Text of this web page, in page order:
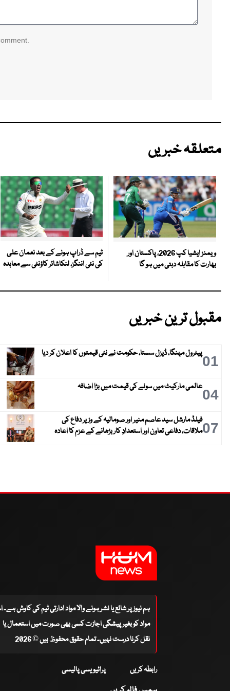
متعلقہ خبریں
ویمنز ایشیا کپ 2026، پاکستان اور
بھارت کا مقابلہ دبئی میں ہو گا
ٹیم سے ڈراپ ہونے کے بعد نعمان علی
کی نئی اننگز، لنکاشائر کاؤنٹی سے معاہدہ
مقبول ترین خبریں
01پیٹرول مہنگا، ڈیزل سستا، حکومت نے نئی قیمتوں کا اعلان کر دیا
04عالمی مارکیٹ میں سونے کی قیمت میں بڑا اضافہ
07فیلڈ مارشل سید عاصم منیر اور صومالیہ کے وزیر دفاع کی
ملاقات، دفاعی تعاون اور استعدادِ کار بڑھانے کے عزم کا اعادہ
ہم نیوز پر شائع یا نشر ہونے والا مواد ادارتی ٹیم کی کاوش
مواد کو بغیر پیشگی اجازت کسی بھی صورت میں استعمال یا
نقل کرنا درست نہیں۔ تمام حقوق محفوظ ہیں © 2026
رابطہ کریں پرائیویسی پالیسی